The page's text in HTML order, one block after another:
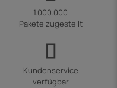
1.000.000
Pakete zugestellt
Kundenservice
verfügbar